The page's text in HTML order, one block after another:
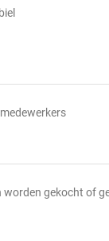
worden gekocht of